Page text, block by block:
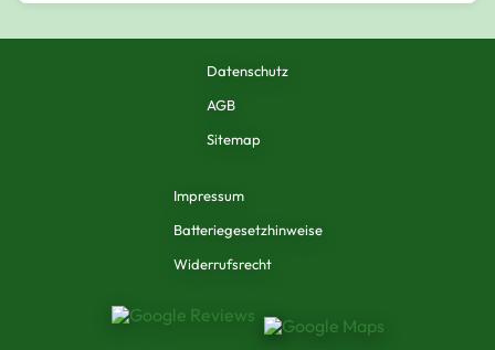
Datenschutz
AGB
Sitemap
Impressum
Batteriegesetzhinweise
Widerrufsrecht